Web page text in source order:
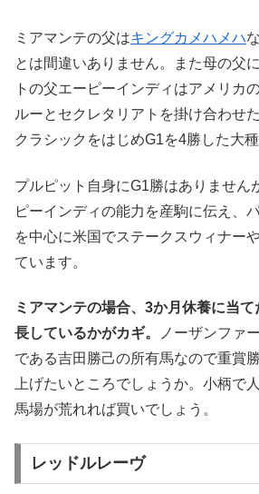
ミアマンテの父はキングカメハメハ
とは間違いありません。また母の父
トの父エーピーインディはアメリカ
ルーとセクレタリアトを掛け合わせ
クラシックをはじめG1を4勝した大種
プルピット自身にG1勝はありません
ピーインディの能力を産駒に伝え、
を中心に米国でステークスウィナー
ています。
ミアマンテの場合、3か月休養に当
長しているかがカギ。
ノーザンファ
である吉田勝己の所有馬なので重賞
上げたいところでしょうか。小柄で
馬場が荒れれば買いでしょう。
レッドルレーヴ